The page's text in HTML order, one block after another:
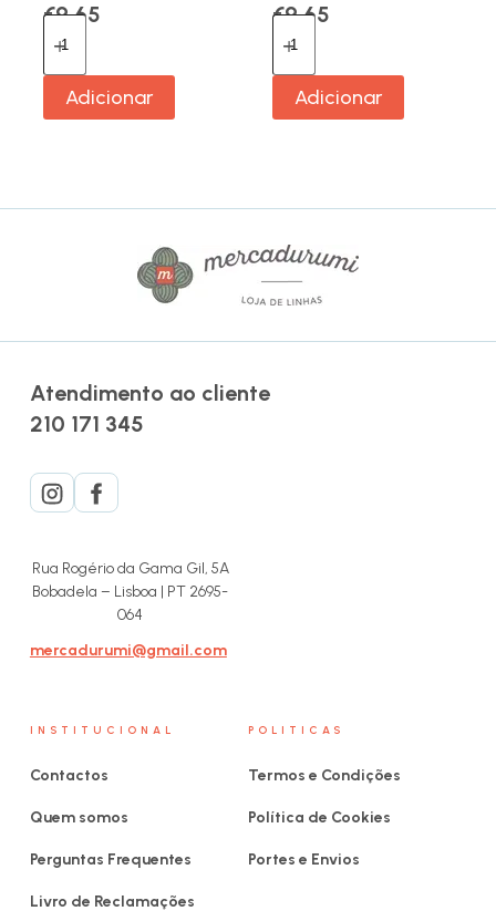
€9.65
Adicionar
€9.65
Adicionar
Atendimento ao cliente
210 171 345
Rua Rogério da Gama Gil, 5A
Bobadela – Lisboa | PT 2695-
064
mercadurumi@gmail.com
INSTITUCIONAL
Contactos
Quem somos
Perguntas Frequentes
Livro de Reclamações
POLITICAS
Termos e Condições
Política de Cookies
Portes e Envios